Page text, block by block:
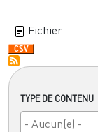
TYPE DE CONTENU
Fichier